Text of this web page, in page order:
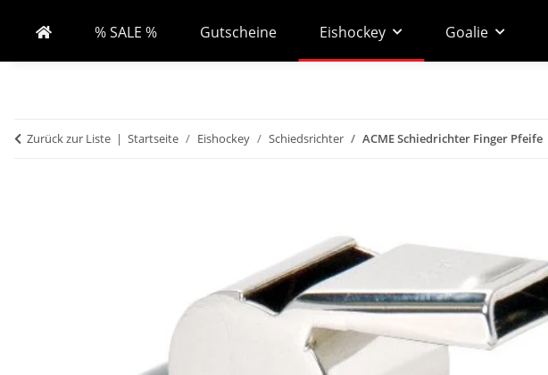
% SALE % Gutscheine Eishockey Goalie
Zurück zur Liste Startseite Eishockey Schiedsrichter ACME Schiedrichter Finger Pfeife